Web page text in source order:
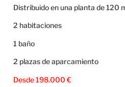
Distribuido en una planta de 120
2 habitaciones
1 baño
2 plazas de aparcamiento
Desde 198.000 €